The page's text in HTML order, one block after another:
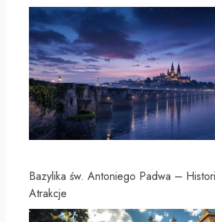
Bazylika św. Antoniego Padwa –
Atrakcje